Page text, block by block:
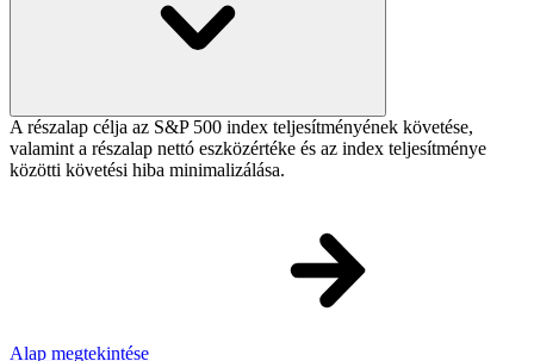
A részalap célja az S&P 500 index teljesítményének követése,
valamint a részalap nettó eszközértéke és az index teljesítménye
közötti követési hiba minimalizálása.
Alap megtekintése